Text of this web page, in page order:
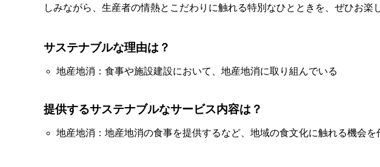
しみながら、生産者の情熱とこだわりに触れる特別なひとときを、ぜひお楽
サステナブルな理由は？
地産地消：食事や施設建設において、地産地消に取り組んでいる
提供するサステナブルなサービス内容は？
地産地消：地産地消の食事を提供するなど、地域の食文化に触れる機会を